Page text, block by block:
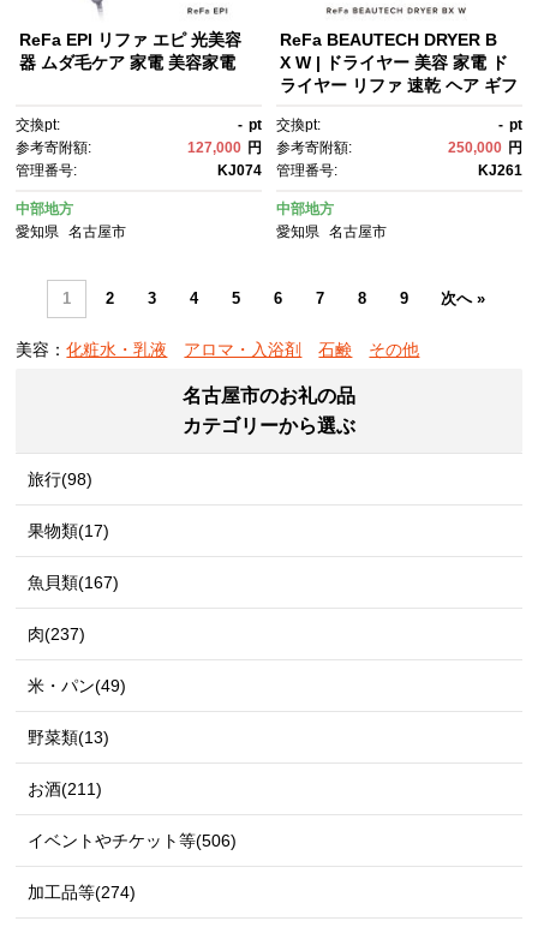
ReFa EPI リファ エピ 光美容
器 ムダ毛ケア 家電 美容家電
交換pt: - pt
参考寄附額:
127,000 円
管理番号:
KJ074
中部地方
愛知県
名古屋市
ReFa BEAUTECH DRYER B
X W | ドライヤー 美容 家電 ド
ライヤー リファ 速乾 ヘア ギフ
市
交換pt: - pt
参考寄附額:
250,000 円
管理番号:
KJ261
中部地方
愛知県 名古屋市
1 2 3 4 5 6 7 8 9 次へ »
美容：化粧水・乳液 アロマ・入浴剤 石鹸 その他
名古屋市のお礼の品
カテゴリーから選ぶ
旅行(98)
果物類(17)
魚貝類(167)
肉(237)
米・パン(49)
野菜類(13)
お酒(211)
イベントやチケット等(506)
加工品等(274)